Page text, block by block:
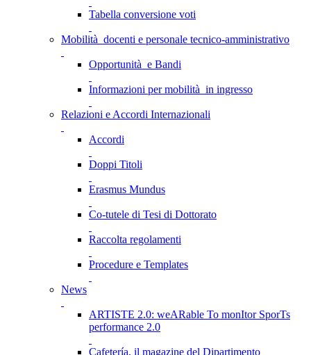
Tabella conversione voti
Mobilità docenti e personale tecnico-amministrativo
Opportunità e Bandi
Informazioni per mobilità in ingresso
Relazioni e Accordi Internazionali
Accordi
Doppi Titoli
Erasmus Mundus
Co-tutele di Tesi di Dottorato
Raccolta regolamenti
Procedure e Templates
News
ARTISTE 2.0: weARable To monItor SporTs
performance 2.0
Cafetería, il magazine del Dipartimento